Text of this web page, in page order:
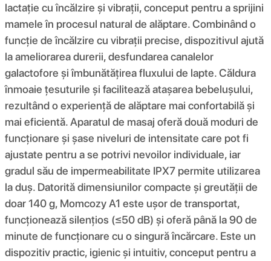
lactație cu încălzire și vibrații, conceput pentru a sprijini
mamele în procesul natural de alăptare. Combinând o
funcție de încălzire cu vibrații precise, dispozitivul ajută
la ameliorarea durerii, desfundarea canalelor
galactofore și îmbunătățirea fluxului de lapte. Căldura
înmoaie țesuturile și facilitează atașarea bebelușului,
rezultând o experiență de alăptare mai confortabilă și
mai eficientă. Aparatul de masaj oferă două moduri de
funcționare și șase niveluri de intensitate care pot fi
ajustate pentru a se potrivi nevoilor individuale, iar
gradul său de impermeabilitate IPX7 permite utilizarea
la duș. Datorită dimensiunilor compacte și greutății de
doar 140 g, Momcozy A1 este ușor de transportat,
funcționează silențios (≤50 dB) și oferă până la 90 de
minute de funcționare cu o singură încărcare. Este un
dispozitiv practic, igienic și intuitiv, conceput pentru a